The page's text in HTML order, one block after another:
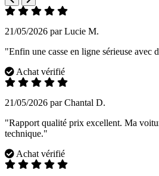
21/05/2026 par Lucie M.
"Enfin une casse en ligne sérieuse avec
Achat vérifié
21/05/2026 par Chantal D.
"Rapport qualité prix excellent. Ma
technique."
Achat vérifié